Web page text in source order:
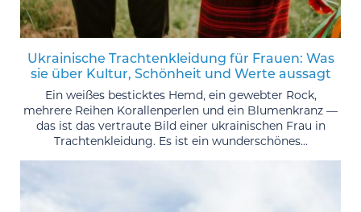
Ukrainische Trachtenkleidung für Frauen: Was
sie über Kultur, Schönheit und Werte aussagt
Ein weißes besticktes Hemd, ein gewebter Rock,
mehrere Reihen Korallenperlen und ein Blumenkranz —
das ist das vertraute Bild einer ukrainischen Frau in
Trachtenkleidung. Es ist ein wunderschönes...